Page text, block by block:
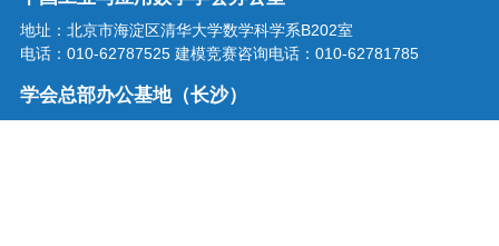
地址：北京市海淀区清华大学数学科学系B202室
电话：010-62787525 建模竞赛咨询电话：010-62781785
学会总部办公基地（长沙）